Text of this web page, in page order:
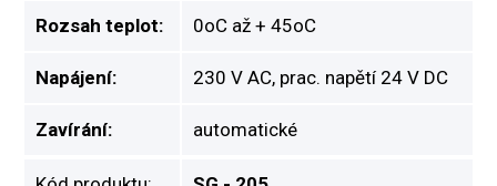
Rozsah teplot: 0oC až + 45oC
Napájení: 230 V AC, prac. napětí 24 V DC
Zavírání: automatické